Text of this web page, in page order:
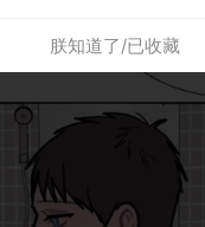
朕知道了/已收藏